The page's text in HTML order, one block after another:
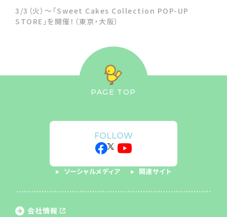
3/3（火）～「Sweet Cakes Collection POP-UP
STORE」を開催！（東京・大阪）
PAGE TOP
FOLLOW
ソーシャルメディア 関連サイト
会社情報